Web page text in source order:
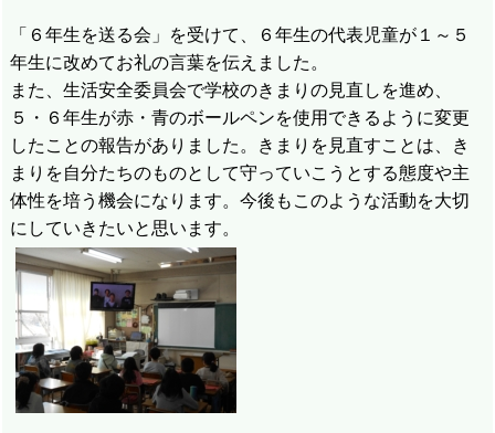
「６年生を送る会」を受けて、６年生の代表児童が１～５
年生に改めてお礼の言葉を伝えました。
また、生活安全委員会で学校のきまりの見直しを進め、
５・６年生が赤・青のボールペンを使用できるように変更
したことの報告がありました。きまりを見直すことは、き
まりを自分たちのものとして守っていこうとする態度や主
体性を培う機会になります。今後もこのような活動を大切
にしていきたいと思います。